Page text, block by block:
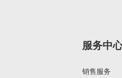
服务中
销售服务